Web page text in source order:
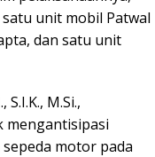
unit mobil Patwal
dan satu unit
M.Si.,
mengantisipasi
motor pada